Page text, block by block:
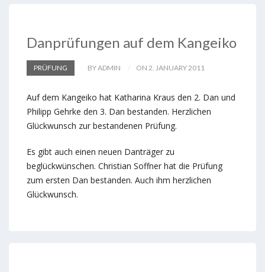
Danprüfungen auf dem Kangeiko
PRÜFUNG BY ADMIN ON 2. JANUARY 2011
Auf dem Kangeiko hat Katharina Kraus den 2. Dan und
Philipp Gehrke den 3. Dan bestanden. Herzlichen
Glückwunsch zur bestandenen Prüfung.
Es gibt auch einen neuen Danträger zu
beglückwünschen. Christian Soffner hat die Prüfung
zum ersten Dan bestanden. Auch ihm herzlichen
Glückwunsch.